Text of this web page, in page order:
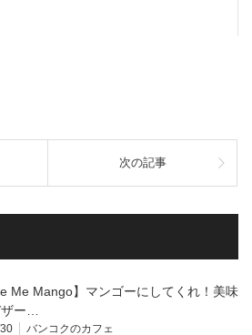
次の記事
Me Mango】マンゴーにしてくれ！美味
ー…
バンコクのカフェ